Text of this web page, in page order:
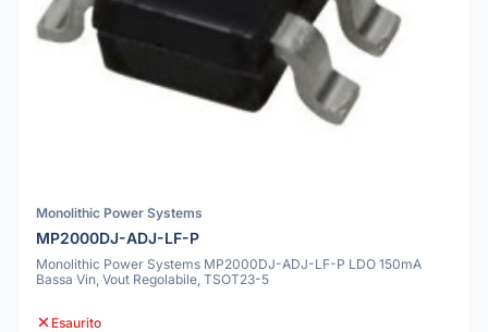
Monolithic Power Systems
MP2000DJ-ADJ-LF-P
Monolithic Power Systems MP2000DJ-ADJ-LF-P LDO 150mA
Bassa Vin, Vout Regolabile, TSOT23-5
Esaurito